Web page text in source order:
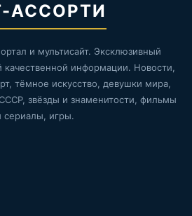
АССОРТИ
и мультисайт. Эксклюзивный
качественной информации. Новости,
тёмное искусство, девушки мира,
звёзды и знаменитости, фильмы
сериалы, игры.